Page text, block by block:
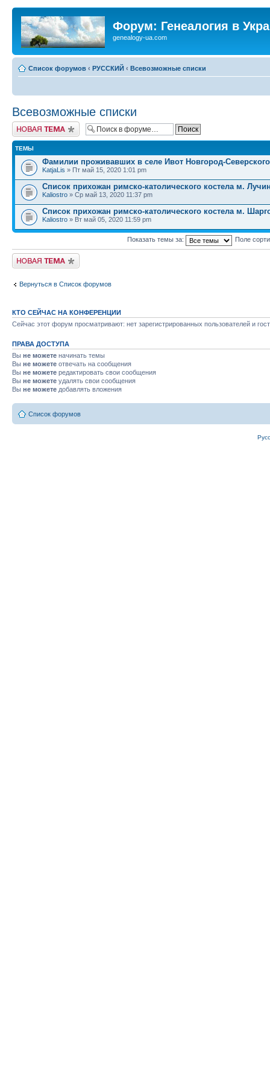
Форум: Генеалогия в
genealogy-ua.com
Список форумов ‹ РУССКИЙ ‹ Всевозможные списки
Всевозможные списки
Новая тема
ТЕМЫ
Фамилии проживавших в селе Ивот Новгород-Северского
KatjaLis » Пт май 15, 2020 1:01 pm
Список прихожан римско-католического костела м.
Kaliostro » Ср май 13, 2020 11:37 pm
Список прихожан римско-католического костела м.
Kaliostro » Вт май 05, 2020 11:59 pm
Показать темы за: Поле
Новая тема
Вернуться в Список форумов
КТО СЕЙЧАС НА КОНФЕРЕНЦИИ
Сейчас этот форум просматривают: нет зарегистрированных пользователей и
ПРАВА ДОСТУПА
Вы не можете начинать темы
Вы не можете отвечать на сообщения
Вы не можете редактировать свои сообщения
Вы не можете удалять свои сообщения
Вы не можете добавлять вложения
Список форумов